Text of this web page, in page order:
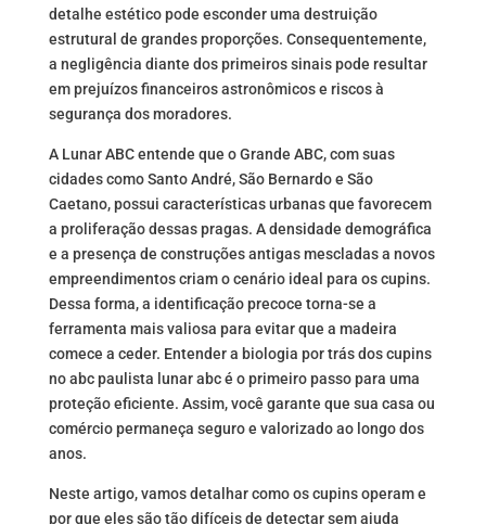
detalhe estético pode esconder uma destruição
estrutural de grandes proporções. Consequentemente,
a negligência diante dos primeiros sinais pode resultar
em prejuízos financeiros astronômicos e riscos à
segurança dos moradores.
A Lunar ABC entende que o Grande ABC, com suas
cidades como Santo André, São Bernardo e São
Caetano, possui características urbanas que favorecem
a proliferação dessas pragas. A densidade demográfica
e a presença de construções antigas mescladas a novos
empreendimentos criam o cenário ideal para os cupins.
Dessa forma, a identificação precoce torna-se a
ferramenta mais valiosa para evitar que a madeira
comece a ceder. Entender a biologia por trás dos cupins
no abc paulista lunar abc é o primeiro passo para uma
proteção eficiente. Assim, você garante que sua casa ou
comércio permaneça seguro e valorizado ao longo dos
anos.
Neste artigo, vamos detalhar como os cupins operam e
por que eles são tão difíceis de detectar sem ajuda